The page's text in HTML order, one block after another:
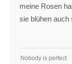
meine Rosen
sie blühen auch
Nobody is perfect